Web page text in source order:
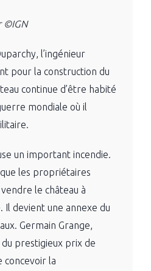
©IGN
, l’ingénieur
pour la construction du
continue d’être habité
mondiale où il
un important incendie.
les propriétaires
le château à
Il devient une annexe du
Germain Grange,
prestigieux prix de
concevoir la